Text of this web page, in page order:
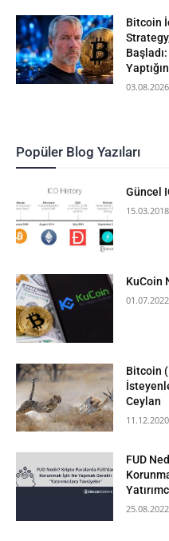
Bitcoin
Popüler Blog Yazıları
Güncel
KuCoin
Bitcoin
Ceylan
FUD